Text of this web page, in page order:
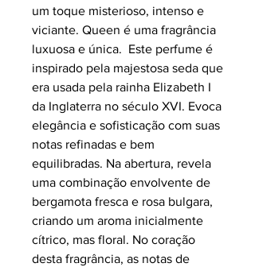
um toque misterioso, intenso e
viciante. Queen é uma fragrância
luxuosa e única. Este perfume é
inspirado pela majestosa seda que
era usada pela rainha Elizabeth I
da Inglaterra no século XVI. Evoca
elegância e sofisticação com suas
notas refinadas e bem
equilibradas. Na abertura, revela
uma combinação envolvente de
bergamota fresca e rosa bulgara,
criando um aroma inicialmente
cítrico, mas floral. No coração
desta fragrância, as notas de